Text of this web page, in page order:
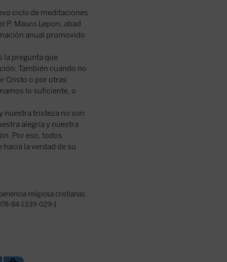
ciclo de meditaciones
P. Mauro Lepori, abad
anual promovido
la pregunta que
También cuando no
Cristo o por otras
lo suficiente, o
nuestra tristeza no son
alegría y nuestra
Por eso, todos
la verdad de su
religiosa cristianas
84-1339-029-1